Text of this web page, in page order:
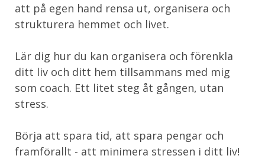
att på egen hand rensa ut, organisera och
strukturera hemmet och livet.
Lär dig hur du kan organisera och förenkla
ditt liv och ditt hem tillsammans med mig
som coach. Ett litet steg åt gången, utan
stress.
Börja att spara tid, att spara pengar och
framförallt - att minimera stressen i ditt liv!